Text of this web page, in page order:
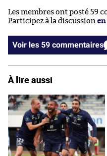
Les membres ont posté 59
Participez à la discussion
Voir les 59 commentaires
À lire aussi